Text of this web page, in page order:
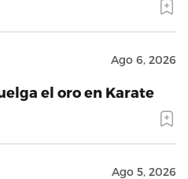
Ago 6, 2026
el oro en Karate
Ago 5, 2026